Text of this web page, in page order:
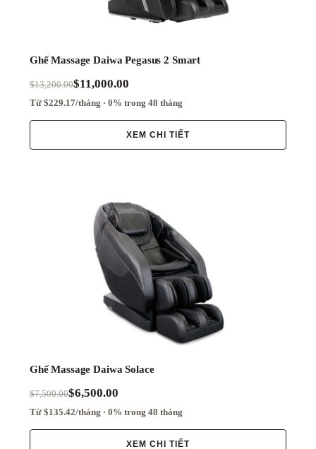
Ghế Massage Daiwa Pegasus 2 Smart
$13,200.00$11,000.00
Từ $229.17/tháng · 0% trong 48 tháng
XEM CHI TIẾT
Ghế Massage Daiwa Solace
$7,500.00$6,500.00
Từ $135.42/tháng · 0% trong 48 tháng
XEM CHI TIẾT